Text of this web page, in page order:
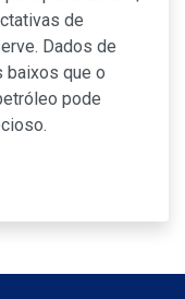
de
Dados de
baixos que o
pode